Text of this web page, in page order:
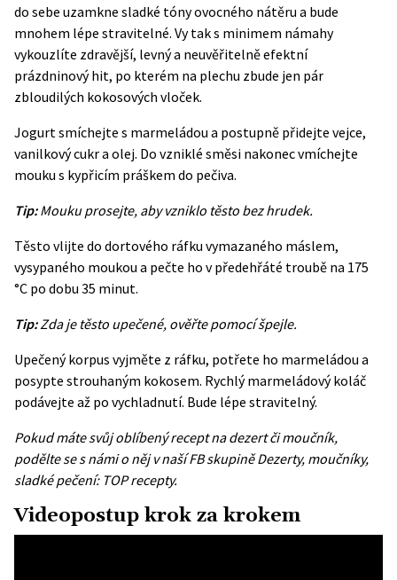
do sebe uzamkne sladké tóny ovocného nátěru a bude
mnohem lépe stravitelné. Vy tak s minimem námahy
vykouzlíte zdravější, levný a neuvěřitelně efektní
prázdninový hit, po kterém na plechu zbude jen pár
zbloudilých kokosových vloček.
Jogurt smíchejte s marmeládou a postupně přidejte vejce,
vanilkový cukr a olej. Do vzniklé směsi nakonec vmíchejte
mouku s kypřicím práškem do pečiva.
Tip:Mouku prosejte, aby vzniklo těsto bez hrudek.
Těsto vlijte do dortového ráfku vymazaného máslem,
vysypaného moukou a pečte ho v předehřáté troubě na 175
°C po dobu 35 minut.
Tip:Zda je těsto upečené, ověřte pomocí špejle.
Upečený korpus vyjměte z ráfku, potřete ho marmeládou a
posypte strouhaným kokosem. Rychlý marmeládový koláč
podávejte až po vychladnutí. Bude lépe stravitelný.
Pokud máte svůj oblíbený recept na dezert či moučník,
podělte se s námi o něj v naší FB skupiněDezerty, moučníky,
sladké pečení: TOP recepty.
Videopostup krok za krokem